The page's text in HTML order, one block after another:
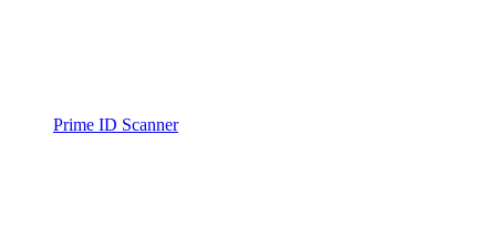
Prime ID Scanner